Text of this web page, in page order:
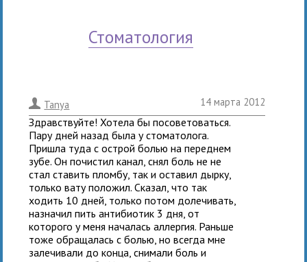
стоматология
. Tanya 14 марта 2012
Здравствуйте! Хотела бы посоветоваться.
Пару дней назад была у стоматолога.
Пришла туда с острой болью на переднем
зубе. Он почистил канал, снял боль не не
стал ставить пломбу, так и оставил дырку,
только вату положил. Сказал, что так
ходить 10 дней, только потом долечивать,
назначил пить антибиотик 3 дня, от
которого у меня началась аллергия. Раньше
тоже обращалась с болью, но всегда мне
залечивали до конца, снимали боль и